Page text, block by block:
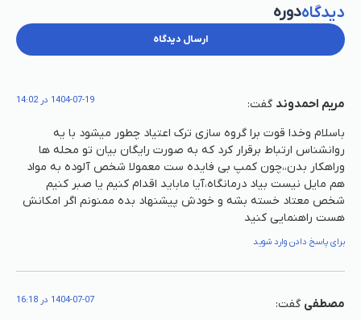
دیدگاهدوره
ارسال دیدگاه
مریم احمدوند گفت: 1404-07-19 در 14:02
باسلام وخدا قوت برا گروه سازی ترک اعتیاد چطور میشود با یه
روانشناس ارتباط برقرار کرد که به صورت رایگان بیان تو محله ها
وراهکار بدن،،چون کمپ بی فایده ست معمولا شخص آلوده به مواد
هم مایل نیست بیاد درمانگاه،آیا ماباید اقدام کنیم یا صبر کنیم
شخص معتاد خسته بشه و خودش پیشنهاد بده ممنونم اگر امکانش
هست راهنمایی کنید
برای پاسخ دادن وارد شوید
مصطفی گفت: 1404-07-07 در 16:18